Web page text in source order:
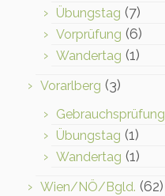
Übungstag (7)
Vorprüfung (6)
Wandertag (1)
Vorarlberg (3)
Gebrauchsprüfung
Übungstag (1)
Wandertag (1)
Wien/NÖ/Bgld. (62)